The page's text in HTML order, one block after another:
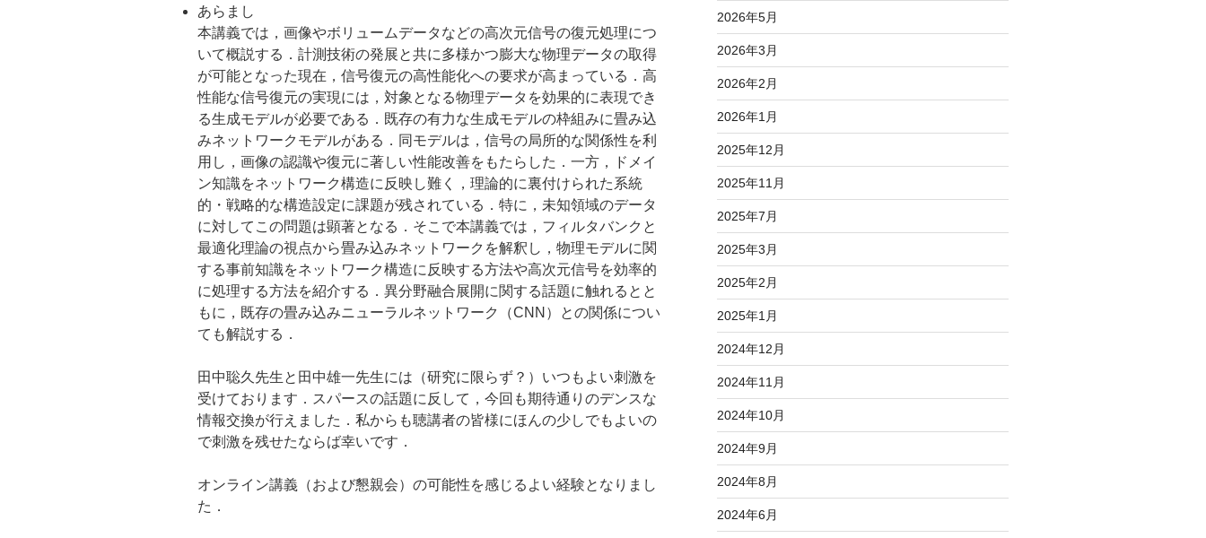
あらまし
本講義では，画像やボリュームデータなどの高次元信号の復元処理につ
いて概説する．計測技術の発展と共に多様かつ膨大な物理データの取得
が可能となった現在，信号復元の高性能化への要求が高まっている．高
性能な信号復元の実現には，対象となる物理データを効果的に表現でき
る生成モデルが必要である．既存の有力な生成モデルの枠組みに畳み込
みネットワークモデルがある．同モデルは，信号の局所的な関係性を利
用し，画像の認識や復元に著しい性能改善をもたらした．一方，ドメイ
ン知識をネットワーク構造に反映し難く，理論的に裏付けられた系統
的・戦略的な構造設定に課題が残されている．特に，未知領域のデータ
に対してこの問題は顕著となる．そこで本講義では，フィルタバンクと
最適化理論の視点から畳み込みネットワークを解釈し，物理モデルに関
する事前知識をネットワーク構造に反映する方法や高次元信号を効率的
に処理する方法を紹介する．異分野融合展開に関する話題に触れるとと
もに，既存の畳み込みニューラルネットワーク（CNN）との関係につい
ても解説する．
田中聡久先生と田中雄一先生には（研究に限らず？）いつもよい刺激を
受けております．スパースの話題に反して，今回も期待通りのデンスな
情報交換が行えました．私からも聴講者の皆様にほんの少しでもよいの
で刺激を残せたならば幸いです．
オンライン講義（および懇親会）の可能性を感じるよい経験となりまし
た．
2026年5月
2026年3月
2026年2月
2026年1月
2025年12月
2025年11月
2025年7月
2025年3月
2025年2月
2025年1月
2024年12月
2024年11月
2024年10月
2024年9月
2024年8月
2024年6月